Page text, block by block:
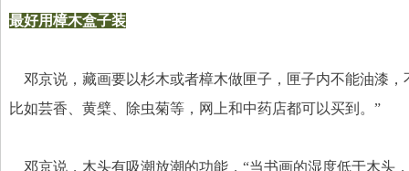
最好用樟木盒子装
邓京说，藏画要以杉木或者樟木做匣子，匣子内不能油漆
比如芸香、黄檗、除虫菊等，网上和中药店都可以买到。”
邓京说，木头有吸潮放潮的功能，“当书画的湿度低于木头